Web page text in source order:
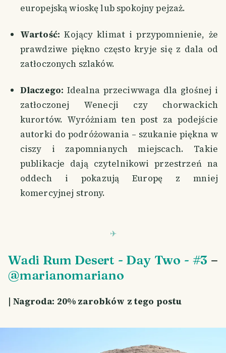
europejską wioskę lub spokojny pejzaż.
Wartość: Kojący klimat i przypomnienie, że
prawdziwe piękno często kryje się z dala od
zatłoczonych szlaków.
Dlaczego: Idealna przeciwwaga dla głośnej i
zatłoczonej Wenecji czy chorwackich
kurortów. Wyróżniam ten post za podejście
autorki do podróżowania – szukanie piękna w
ciszy i zapomnianych miejscach. Takie
publikacje dają czytelnikowi przestrzeń na
oddech i pokazują Europę z mniej
komercyjnej strony.
Wadi Rum Desert - Day Two - #3 –
@marianomariano
| Nagroda: 20% zarobków z tego postu